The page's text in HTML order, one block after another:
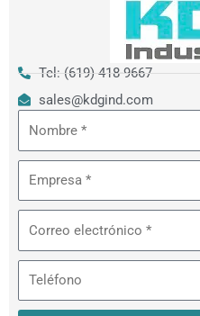
Tel: (619) 418-9667
sales@kdgind.com
electrónico